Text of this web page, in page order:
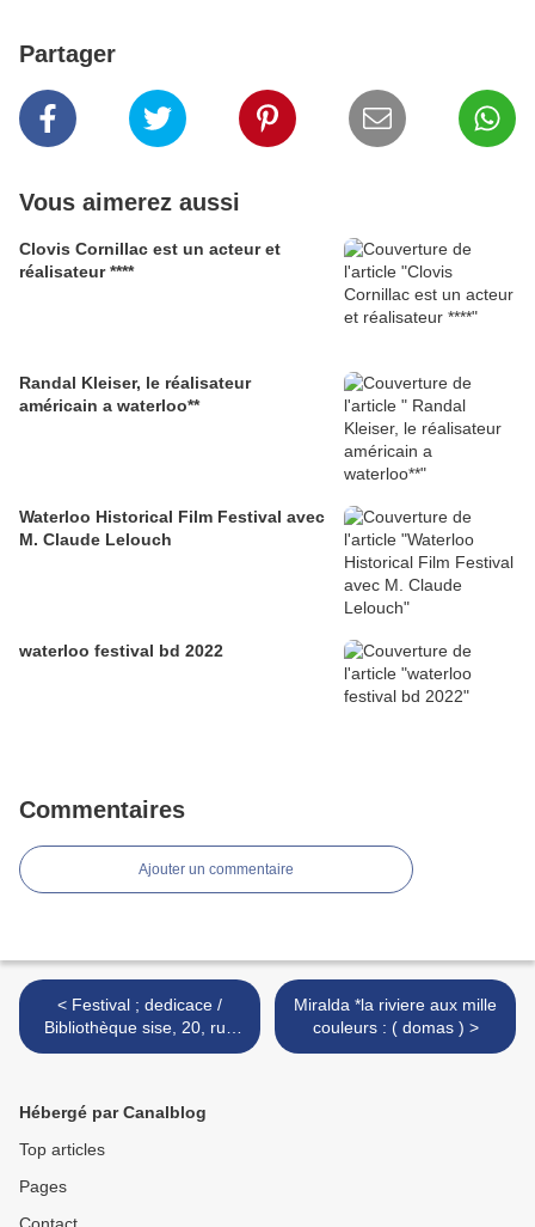
Partager
Vous aimerez aussi
Clovis Cornillac est un acteur et
réalisateur ****
Randal Kleiser, le réalisateur
américain a waterloo**
Waterloo Historical Film Festival avec
M. Claude Lelouch
waterloo festival bd 2022
Commentaires
Ajouter un commentaire
< Festival ; dedicace /
Bibliothèque sise, 20, rue
du Beau-Chêne à
Miralda *la riviere aux mille
couleurs : ( domas ) >
Hébergé par Canalblog
Top articles
Pages